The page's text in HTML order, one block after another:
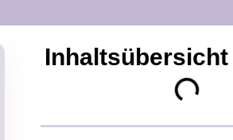
Inhaltsübersicht